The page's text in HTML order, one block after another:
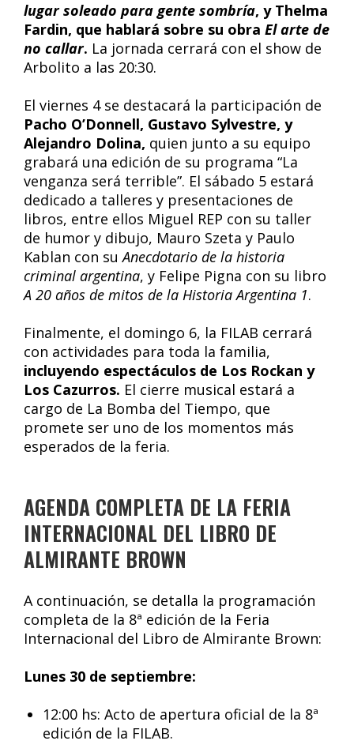
lugar soleado para gente sombría, y Thelma
Fardin, que hablará sobre su obra El arte de
no callar. La jornada cerrará con el show de
Arbolito a las 20:30.
El viernes 4 se destacará la participación de
Pacho O’Donnell, Gustavo Sylvestre, y
Alejandro Dolina, quien junto a su equipo
grabará una edición de su programa “La
venganza será terrible”. El sábado 5 estará
dedicado a talleres y presentaciones de
libros, entre ellos Miguel REP con su taller
de humor y dibujo, Mauro Szeta y Paulo
Kablan con suAnecdotario de la historia
criminal argentina, y Felipe Pigna con su libro
A 20 años de mitos de la Historia Argentina 1.
Finalmente, el domingo 6, la FILAB cerrará
con actividades para toda la familia,
incluyendo espectáculos de Los Rockan y
Los Cazurros. El cierre musical estará a
cargo de La Bomba del Tiempo, que
promete ser uno de los momentos más
esperados de la feria.
AGENDA COMPLETA DE LA FERIA
INTERNACIONAL DEL LIBRO DE
ALMIRANTE BROWN
A continuación, se detalla la programación
completa de la 8ª edición de la Feria
Internacional del Libro de Almirante Brown:
Lunes 30 de septiembre:
12:00 hs: Acto de apertura oficial de la 8ª
edición de la FILAB.